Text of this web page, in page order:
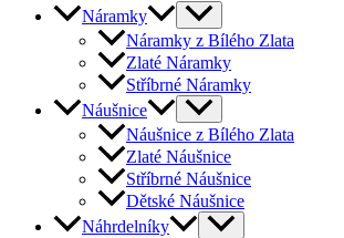
Náramky
Náramky z Bílého Zlata
Zlaté Náramky
Stříbrné Náramky
Náušnice
Náušnice z Bílého Zlata
Zlaté Náušnice
Stříbrné Náušnice
Dětské Náušnice
Náhrdelníky